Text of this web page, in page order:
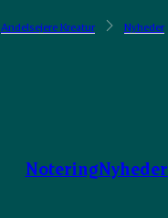
Andelsejere Kreatur Nyheder
NoteringNyheder